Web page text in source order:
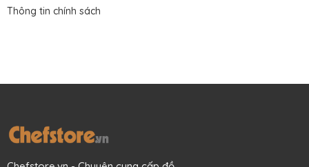
Thông tin chính sách